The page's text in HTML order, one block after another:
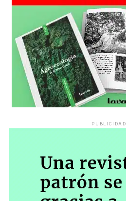
PUBLICIDAD